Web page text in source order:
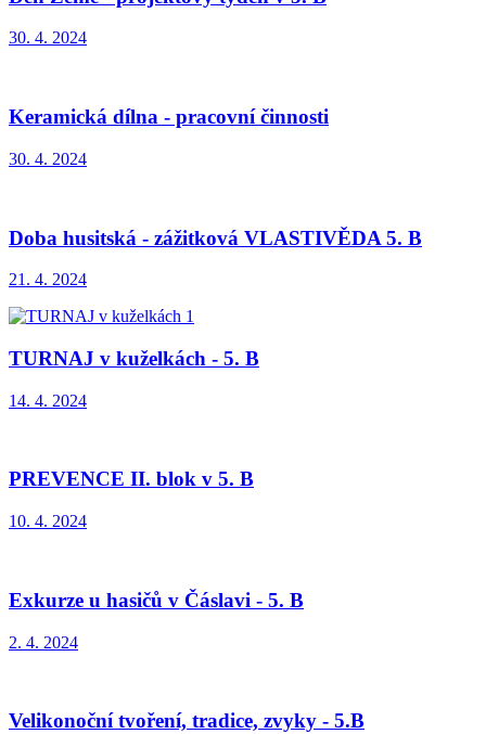
30. 4. 2024
Keramická dílna - pracovní činnosti
30. 4. 2024
Doba husitská - zážitková VLASTIVĚDA 5. B
21. 4. 2024
TURNAJ v kuželkách - 5. B
14. 4. 2024
PREVENCE II. blok v 5. B
10. 4. 2024
Exkurze u hasičů v Čáslavi - 5. B
2. 4. 2024
Velikonoční tvoření, tradice, zvyky - 5.B